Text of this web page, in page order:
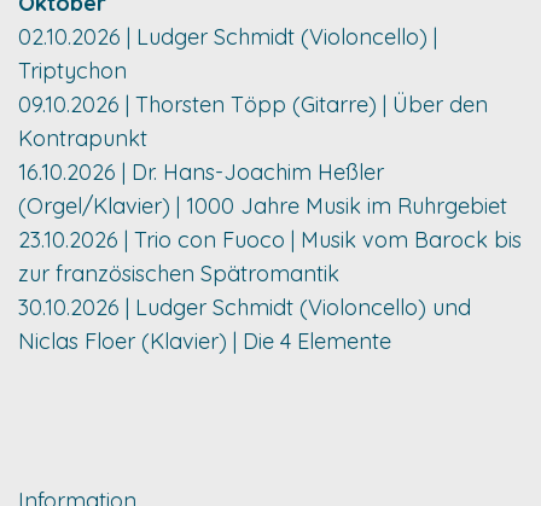
02.10.2026 | Ludger Schmidt (Violoncello) |
Triptychon
09.10.2026 | Thorsten Töpp (Gitarre) | Über den
Kontrapunkt
16.10.2026 | Dr. Hans-Joachim Heßler
(Orgel/Klavier) | 1000 Jahre Musik im Ruhrgebiet
23.10.2026 | Trio con Fuoco | Musik vom Barock bis
zur französischen Spätromantik
30.10.2026 | Ludger Schmidt (Violoncello) und
Niclas Floer (Klavier) | Die 4 Elemente